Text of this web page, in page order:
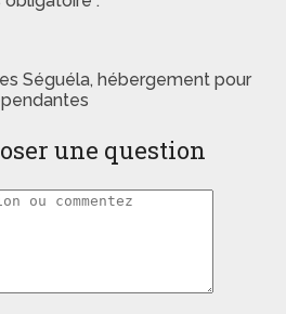
Séguéla, hébergement pour
une question